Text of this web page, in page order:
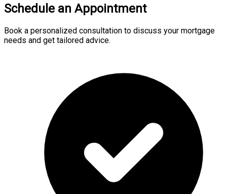
Schedule an Appointment
Book a personalized consultation to discuss your mortgage
needs and get tailored advice.